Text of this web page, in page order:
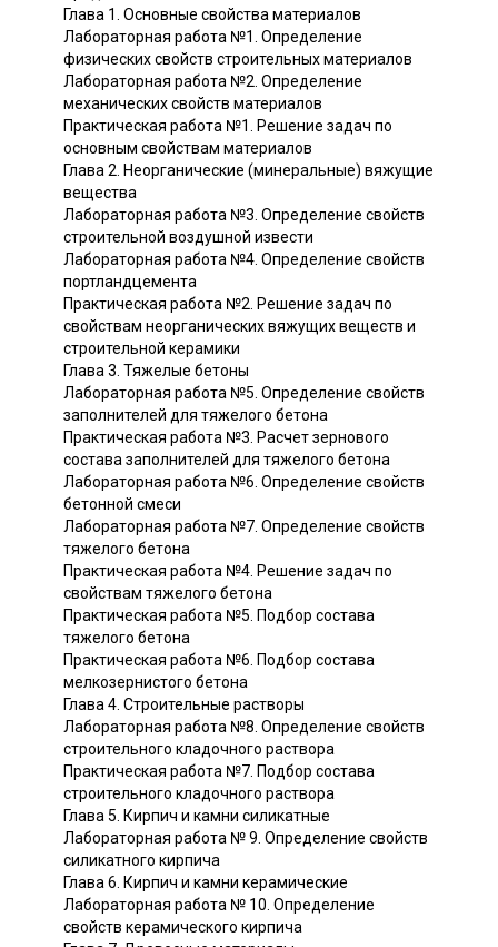
Глава 1. Основные свойства материалов
Лабораторная работа №1. Определение
физических свойств строительных материалов
Лабораторная работа №2. Определение
механических свойств материалов
Практическая работа №1. Решение задач по
основным свойствам материалов
Глава 2. Неорганические (минеральные) вяжущие
вещества
Лабораторная работа №3. Определение свойств
строительной воздушной извести
Лабораторная работа №4. Определение свойств
портландцемента
Практическая работа №2. Решение задач по
свойствам неорганических вяжущих веществ и
строительной керамики
Глава 3. Тяжелые бетоны
Лабораторная работа №5. Определение свойств
заполнителей для тяжелого бетона
Практическая работа №3. Расчет зернового
состава заполнителей для тяжелого бетона
Лабораторная работа №6. Определение свойств
бетонной смеси
Лабораторная работа №7. Определение свойств
тяжелого бетона
Практическая работа №4. Решение задач по
свойствам тяжелого бетона
Практическая работа №5. Подбор состава
тяжелого бетона
Практическая работа №6. Подбор состава
мелкозернистого бетона
Глава 4. Строительные растворы
Лабораторная работа №8. Определение свойств
строительного кладочного раствора
Практическая работа №7. Подбор состава
строительного кладочного раствора
Глава 5. Кирпич и камни силикатные
Лабораторная работа № 9. Определение свойств
силикатного кирпича
Глава 6. Кирпич и камни керамические
Лабораторная работа № 10. Определение
свойств керамического кирпича